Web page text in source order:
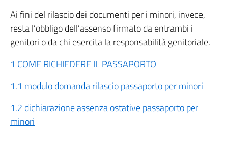
Ai fini del rilascio dei documenti per i minori, invece,
resta l’obbligo dell’assenso firmato da entrambi i
genitori o da chi esercita la responsabilità genitoriale.
1 COME RICHIEDERE IL PASSAPORTO
1.1 modulo domanda rilascio passaporto per minori
1.2 dichiarazione assenza ostative passaporto per
minori